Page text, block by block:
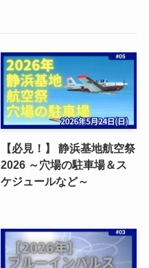
【必見！】 静浜基地航空祭
2026 ～穴場の駐車場＆ス
ケジュールなど～